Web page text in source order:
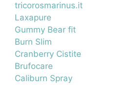
tricorosmarinus.it
Laxapure
Gummy Bear fit
Burn Slim
Cranberry Cistite
Brufocare
Caliburn Spray